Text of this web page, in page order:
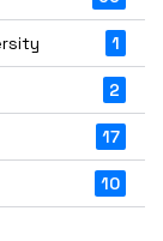
1
2
17
10